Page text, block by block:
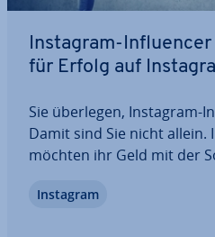
Instagram-In­fluen­cer
für Erfolg auf
Sie überlegen, Instagram-
Damit sind Sie nicht
möchten ihr Geld mit der
Ihrem Instagram-Profil
Instagram